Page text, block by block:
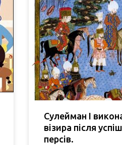
Сулейман I
візира після
персів.